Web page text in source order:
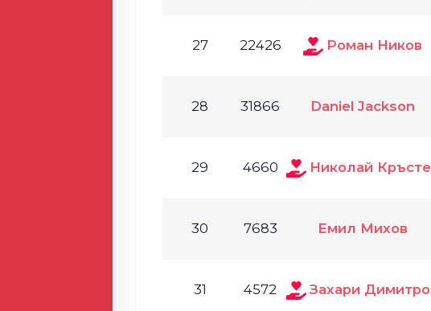
27 22426 Роман Ников
28 31866 Daniel Jackson
29 4660 Николай
30 7683 Емил Михов
31 4572 Захари